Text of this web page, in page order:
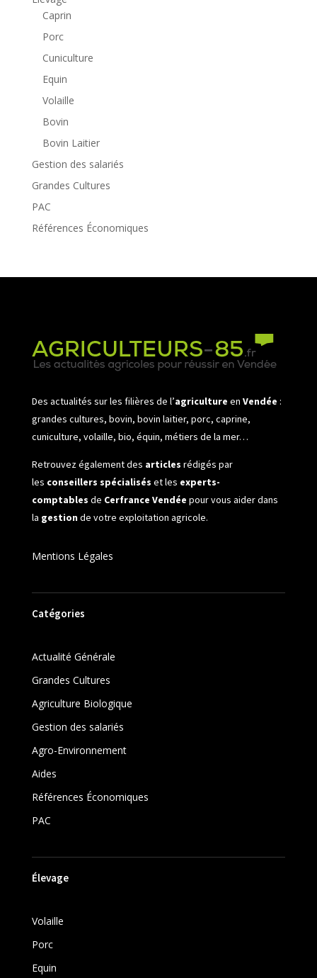
Caprin
Porc
Cuniculture
Equin
Volaille
Bovin
Bovin Laitier
Gestion des salariés
Grandes Cultures
PAC
Références Économiques
Des actualités sur les filières de l’agriculture en Vendée :
grandes cultures, bovin, bovin laitier, porc, caprine,
cuniculture, volaille, bio, équin, métiers de la mer…
Retrouvez également des articles rédigés par
les conseillers spécialisés et les experts-
comptables de Cerfrance Vendée pour vous aider dans
la gestionde votre exploitation agricole.
Mentions Légales
Catégories
Actualité Générale
Grandes Cultures
Agriculture Biologique
Gestion des salariés
Agro-Environnement
Aides
Références Économiques
PAC
Élevage
Volaille
Porc
Equin